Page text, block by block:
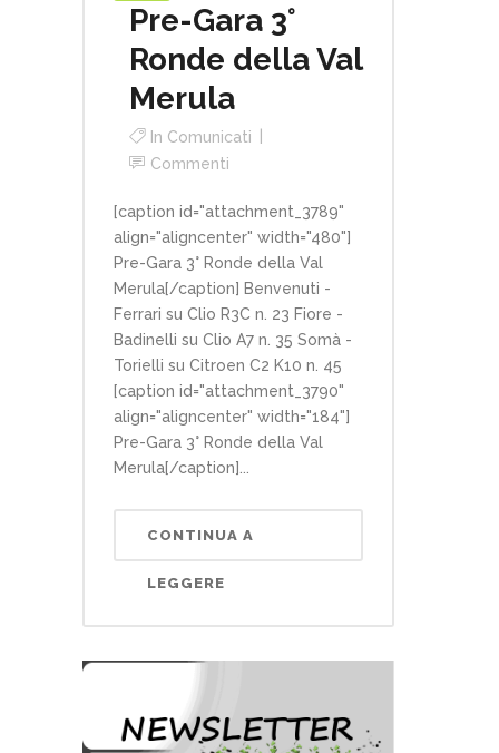
Pre-Gara 3°
Ronde della Val
Merula
In Comunicati
Commenti
[caption id="attachment_3789"
align="aligncenter" width="480"]
Pre-Gara 3° Ronde della Val
Merula[/caption] Benvenuti -
Ferrari su Clio R3C n. 23 Fiore -
Badinelli su Clio A7 n. 35 Somà -
Torielli su Citroen C2 K10 n. 45
[caption id="attachment_3790"
align="aligncenter" width="184"]
Pre-Gara 3° Ronde della Val
Merula[/caption]...
CONTINUA A
LEGGERE